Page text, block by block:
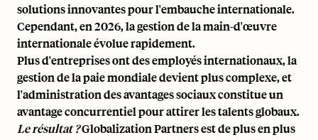
solutions innovantes pour l'embauche internationale.
Cependant, en 2026, la gestion de la main-d'œuvre
internationale évolue rapidement.
Plus d'entreprises ont des employés internationaux, la
gestion de la paie mondiale devient plus complexe, et
l'administration des avantages sociaux constitue un
avantage concurrentiel pour attirer les talents globaux.
Le résultat ?Globalization Partners est de plus en plus